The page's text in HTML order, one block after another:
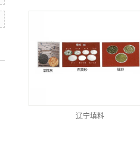
辽宁填料